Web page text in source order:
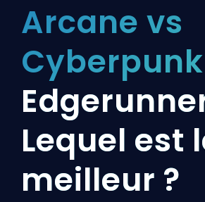
Arcane vs
Cyberpunk
Lequel est
meilleur ?